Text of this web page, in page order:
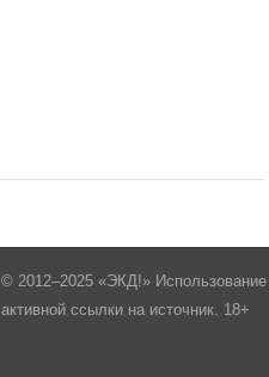
© 2012–2025 «ЭКД!»
активной ссылки на источник. 18+